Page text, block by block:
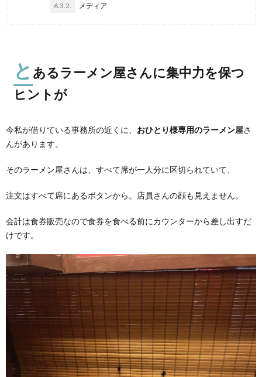
6.3.2. メディア
と あるラーメン屋さんに集中力を保つ
ヒントが
今私が借りている事務所の近くに、 おひとり様専用のラーメン屋さ
んがあります。
そのラーメン屋さんは、すべて席が一人分に区切られていて、
注文はすべて席にあるボタンから。店員さんの顔も見えません。
会計は食券販売なので食券を食べる前にカウンターから差し出すだ
けです。